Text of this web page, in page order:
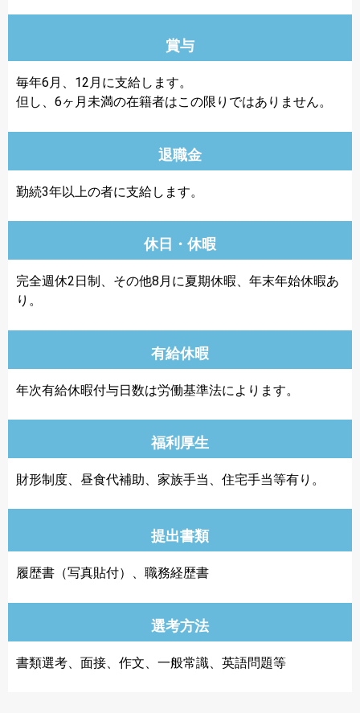
賞与
毎年6月、12月に支給します。
但し、6ヶ月未満の在籍者はこの限りではありません。
退職金
勤続3年以上の者に支給します。
休日・休暇
完全週休2日制、その他8月に夏期休暇、年末年始休暇あ
り。
有給休暇
年次有給休暇付与日数は労働基準法によります。
福利厚生
財形制度、昼食代補助、家族手当、住宅手当等有り。
提出書類
履歴書（写真貼付）、職務経歴書
選考方法
書類選考、面接、作文、一般常識、英語問題等